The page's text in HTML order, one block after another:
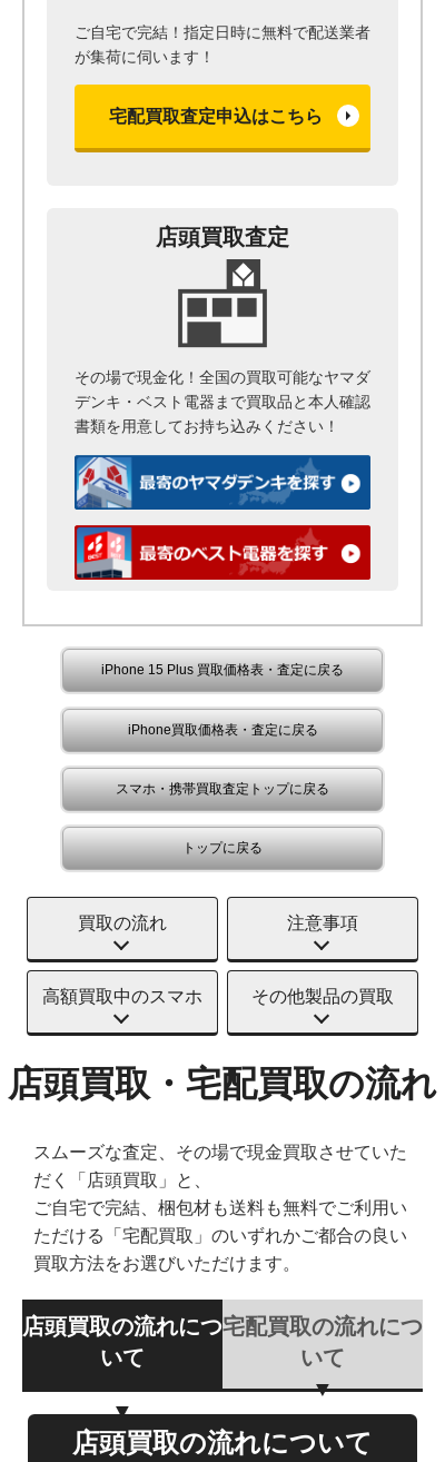
ご自宅で完結！指定日時に無料で配送業者
が集荷に伺います！
宅配買取査定申込はこちら
店頭買取査定
その場で現金化！全国の買取可能なヤマダ
デンキ・ベスト電器まで買取品と本人確認
書類を用意してお持ち込みください！
iPhone 15 Plus 買取価格表・査定に戻る
iPhone買取価格表・査定に戻る
スマホ・携帯買取査定トップに戻る
トップに戻る
買取の流れ 注意事項
高額買取中のスマホ その他製品の買取
店頭買取・宅配買取の流れ
スムーズな査定、その場で現金買取させていた
だく「店頭買取」と、
ご自宅で完結、梱包材も送料も無料でご利用い
ただける「宅配買取」のいずれかご都合の良い
買取方法をお選びいただけます。
店頭買取の流れにつ
いて
宅配買取の流れにつ
いて
店頭買取の流れについて